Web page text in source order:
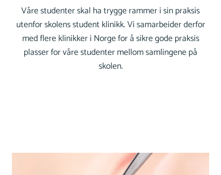
Våre studenter skal ha trygge rammer i sin praksis
utenfor skolens student klinikk. Vi samarbeider derfor
med flere klinikker i Norge for å sikre gode praksis
plasser for våre studenter mellom samlingene på
skolen.